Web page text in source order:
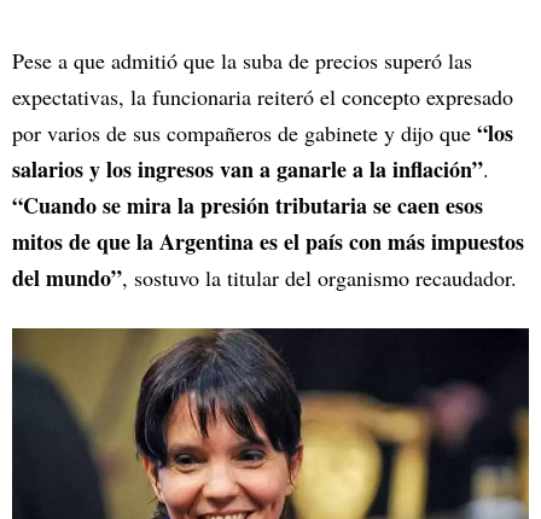
Pese a que admitió que la suba de precios superó las
expectativas, la funcionaria reiteró el concepto expresado
por varios de sus compañeros de gabinete y dijo que “los
salarios y los ingresos van a ganarle a la inflación”.
“Cuando se mira la presión tributaria se caen esos
mitos de que la Argentina es el país con más impuestos
del mundo”, sostuvo la titular del organismo recaudador.